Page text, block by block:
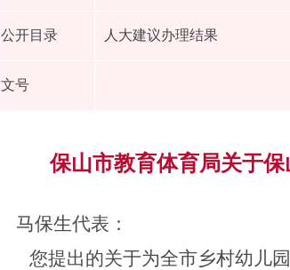
公开目录 人大建议办理结果
文号
保山市教育体育局关于
马保生代表 ：
您提出的关于为全市乡村幼儿